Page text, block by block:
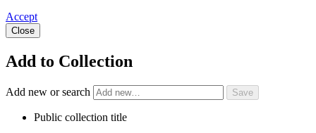
Accept
Close
Add to Collection
Add new or search
Public collection title